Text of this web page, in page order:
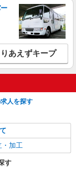
りあえずキープ
人を探す
・加工
す